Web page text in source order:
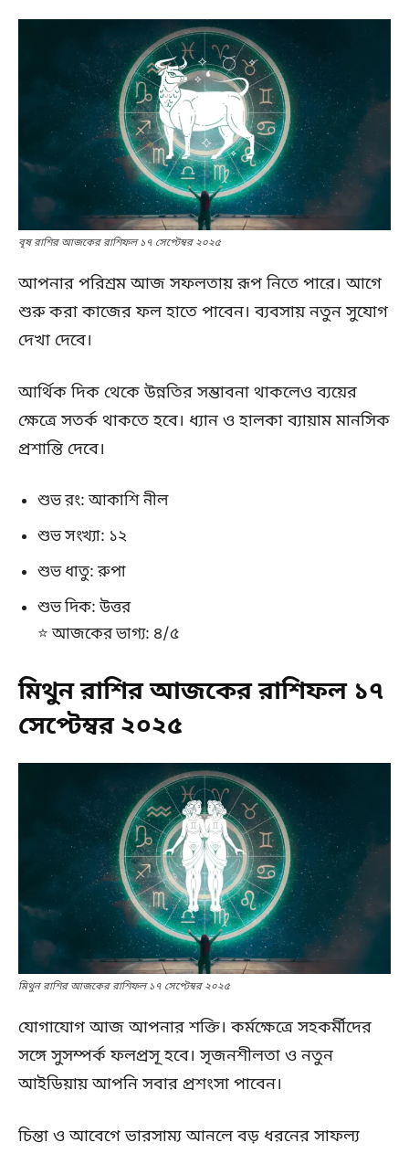
বৃষ রাশির আজকের রাশিফল ১৭ সেপ্টেম্বর ২০২৫
আপনার পরিশ্রম আজ সফলতায় রূপ নিতে পারে। আগে
শুরু করা কাজের ফল হাতে পাবেন। ব্যবসায় নতুন সুযোগ
দেখা দেবে।
আর্থিক দিক থেকে উন্নতির সম্ভাবনা থাকলেও ব্যয়ের
ক্ষেত্রে সতর্ক থাকতে হবে। ধ্যান ও হালকা ব্যায়াম মানসিক
প্রশান্তি দেবে।
শুভ রং: আকাশি নীল
শুভ সংখ্যা: ১২
শুভ ধাতু: রুপা
শুভ দিক: উত্তর
⭐ আজকের ভাগ্য: ৪/৫
মিথুন রাশির আজকের রাশিফল ১৭
সেপ্টেম্বর ২০২৫
মিথুন রাশির আজকের রাশিফল ১৭ সেপ্টেম্বর ২০২৫
যোগাযোগ আজ আপনার শক্তি। কর্মক্ষেত্রে সহকর্মীদের
সঙ্গে সুসম্পর্ক ফলপ্রসূ হবে। সৃজনশীলতা ও নতুন
আইডিয়ায় আপনি সবার প্রশংসা পাবেন।
চিন্তা ও আবেগে ভারসাম্য আনলে বড় ধরনের সাফল্য